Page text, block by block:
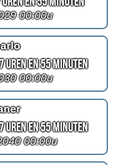
00:00u
Uren en 55 Minuten
00:00u
Uren en 55 Minuten
00:00u